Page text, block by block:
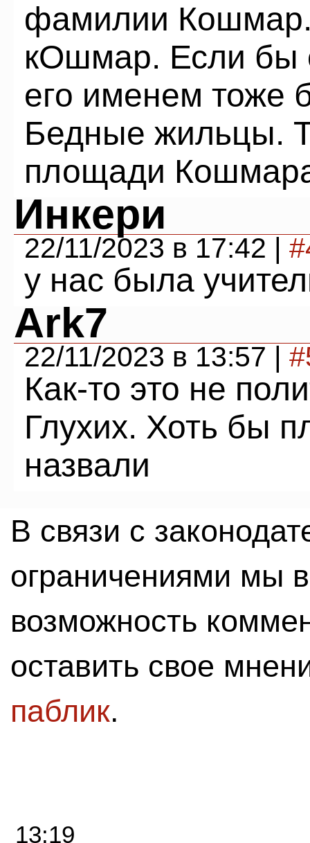
фамилии
кОшмар. Если бы
его именем тоже
Бедные жильцы.
площади
Инкери
22/11/2023 в 17:42 |
у нас была
Ark7
22/11/2023 в 13:57 |
Как-то это не
Глухих. Хоть бы
назвали
В связи с
ограничениями мы
возможность
оставить свое
паблик.
13:19